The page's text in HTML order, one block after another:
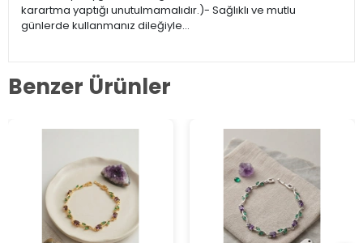
karartma yaptığı unutulmamalıdır.)- Sağlıklı ve mutlu
günlerde kullanmanız dileğiyle…
Benzer Ürünler